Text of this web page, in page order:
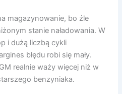
magazynowanie, bo źle
stanie naładowania. W
i dużą liczbą cykli
błędu robi się mały.
realnie waży więcej niż w
benzyniaka.